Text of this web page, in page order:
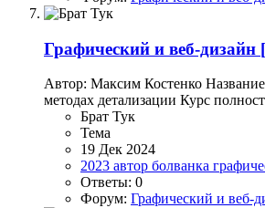
Графический и веб-дизайн
Автор: Максим Костенко
методах детализации Курс
Брат Тук
Тема
19 Дек 2024
2023 автор болванка
Ответы: 0
Форум: Графический и веб-